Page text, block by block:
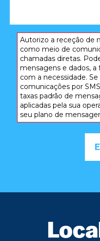
Consentimento
Autorizo ​​a receção de
como meio de
chamadas diretas.
mensagens e dados, a
com a necessidade.
comunicações por
taxas padrão de
aplicadas pela sua
seu plano de